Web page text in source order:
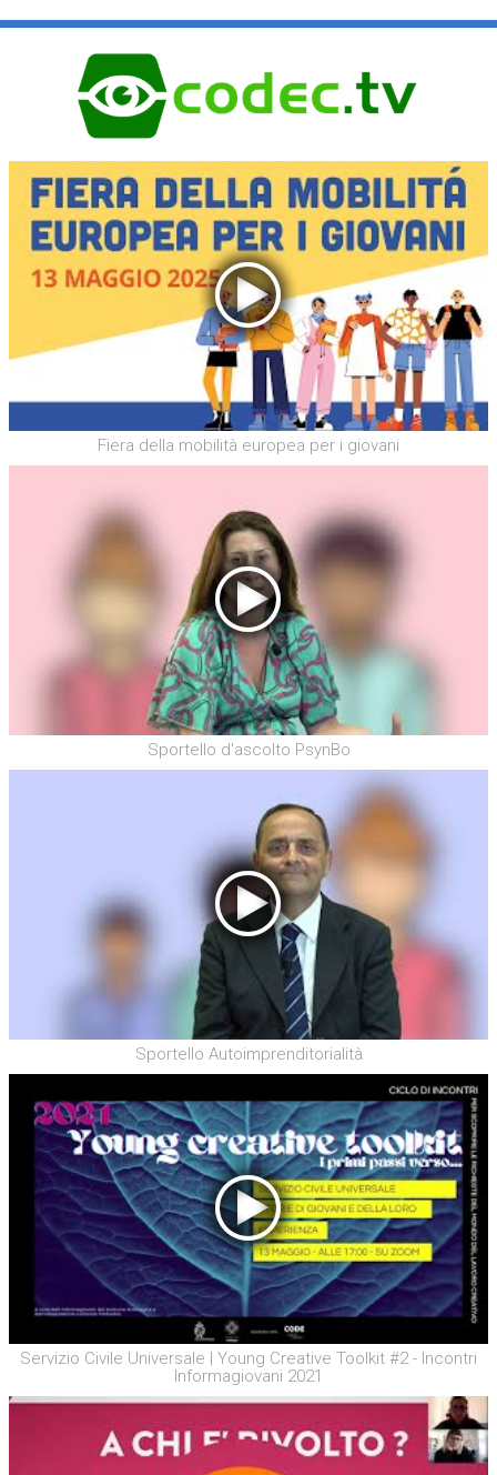
Fiera della mobilità europea per i giovani
Sportello d'ascolto PsynBo
Sportello Autoimprenditorialità
Servizio Civile Universale | Young Creative Toolkit #2 - Incontri
Informagiovani 2021